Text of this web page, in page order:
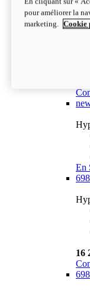
En
16
pour améliorer la
marketing.
Cookie